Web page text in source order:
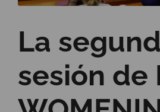
La
sesión de